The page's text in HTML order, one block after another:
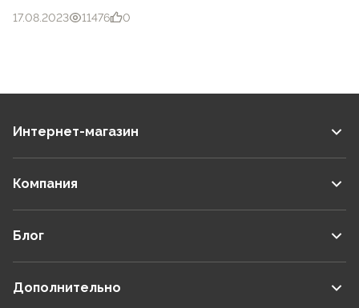
17.08.2023 11476 0
Интернет-магазин
Компания
Блог
Дополнительно